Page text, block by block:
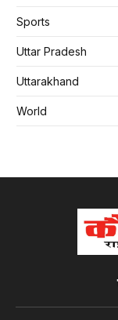
Sports
Uttar Pradesh
Uttarakhand
World